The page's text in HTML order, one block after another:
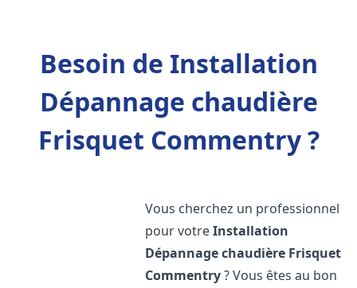
Besoin de Installation
Dépannage chaudière
Frisquet Commentry ?
Vous cherchez un professionnel
pour votreInstallation
Dépannage chaudière Frisquet
Commentry? Vous êtes au bon